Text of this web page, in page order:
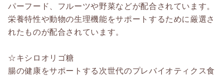
パーフード、フルーツや野菜などが配合されています。
栄養特性や動物の生理機能をサポートするために厳選さ
れたものが配合されています。
☆キシロオリゴ糖
腸の健康をサポートする次世代のプレバイオティクス食